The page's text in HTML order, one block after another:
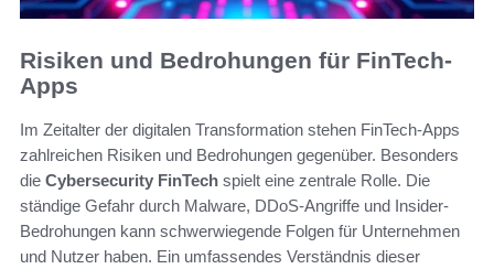
Risiken und Bedrohungen für FinTech-
Apps
Im Zeitalter der digitalen Transformation stehen FinTech-Apps
zahlreichen Risiken und Bedrohungen gegenüber. Besonders
die Cybersecurity FinTech spielt eine zentrale Rolle. Die
ständige Gefahr durch Malware, DDoS-Angriffe und Insider-
Bedrohungen kann schwerwiegende Folgen für Unternehmen
und Nutzer haben. Ein umfassendes Verständnis dieser